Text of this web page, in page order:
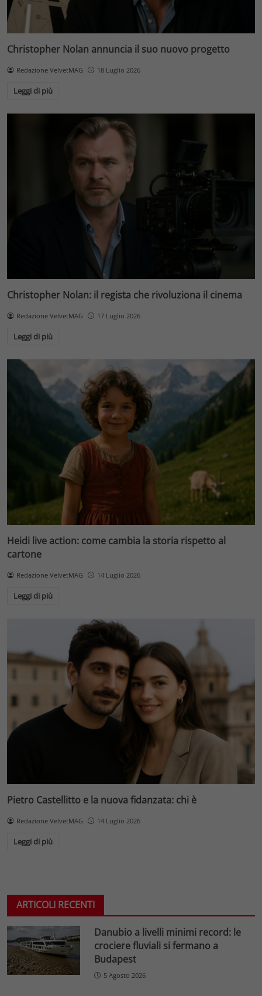
Christopher Nolan annuncia il suo nuovo progetto
Redazione VelvetMAG 18 Luglio 2026
Leggi di più
Christopher Nolan: il regista che rivoluziona il cinema
Redazione VelvetMAG 17 Luglio 2026
Leggi di più
Heidi live action: come cambia la storia rispetto al
cartone
Redazione VelvetMAG 14 Luglio 2026
Leggi di più
Pietro Castellitto e la nuova fidanzata: chi è
Redazione VelvetMAG 14 Luglio 2026
Leggi di più
ARTICOLI RECENTI
Danubio a livelli minimi record: le
crociere fluviali si fermano a
Budapest
5 Agosto 2026